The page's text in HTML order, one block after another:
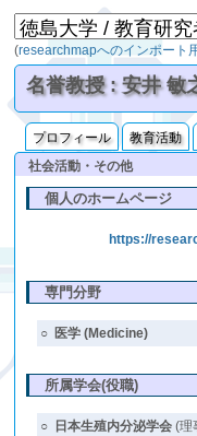
(researchmapへのインポート
名誉教授 : 安井 敏
プロフィール 教育活動
社会活動・その他
個人のホームページ
https://
専門分野
○ 医学 (Medicine)
所属学会(役職)
○ 日本生殖内分泌学会 (理